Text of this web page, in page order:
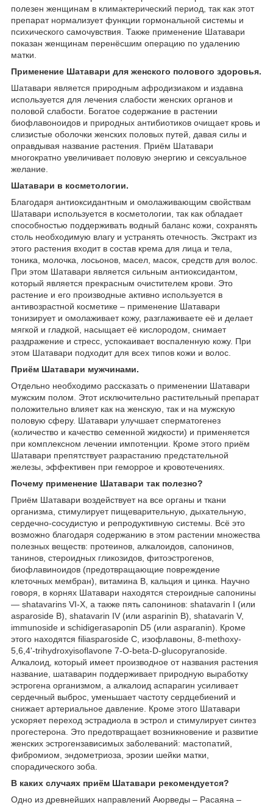
полезен женщинам в климактерический период, так как этот
препарат нормализует функции гормональной системы и
психического самочувствия. Также применение Шатавари
показан женщинам перенёсшим операцию по удалению
матки.
Применение Шатавари для женского полового здоровья.
Шатавари является природным афродизиаком и издавна
используется для лечения слабости женских органов и
половой слабости. Богатое содержание в растении
биофлавоноидов и природных антибиотиков очищает кровь и
слизистые оболочки женских половых путей, давая силы и
оправдывая название растения. Приём Шатавари
многократно увеличивает половую энергию и сексуальное
желание.
Шатавари в косметологии.
Благодаря антиоксидантным и омолаживающим свойствам
Шатавари используется в косметологии, так как обладает
способностью поддерживать водный баланс кожи, сохранять
столь необходимую влагу и устранять отечность. Экстракт из
этого растения входит в состав крема для лица и тела,
тоника, молочка, лосьонов, масел, масок, средств для волос.
При этом Шатавари является сильным антиоксидантом,
который является прекрасным очистителем крови. Это
растение и его производные активно используется в
антивозрастной косметике – применение Шатавари
тонизирует и омолаживает кожу, разглаживаете её и делает
мягкой и гладкой, насыщает её кислородом, снимает
раздражение и стресс, успокаивает воспаленную кожу. При
этом Шатавари подходит для всех типов кожи и волос.
Приём Шатавари мужчинами.
Отдельно необходимо рассказать о применении Шатавари
мужским полом. Этот исключительно растительный препарат
положительно влияет как на женскую, так и на мужскую
половую сферу. Шатавари улучшает сперматогенез
(количество и качество семенной жидкости) и применяется
при комплексном лечении импотенции. Кроме этого приём
Шатавари препятствует разрастанию предстательной
железы, эффективен при геморрое и кровотечениях.
Почему применение Шатавари так полезно?
Приём Шатавари воздействует на все органы и ткани
организма, стимулирует пищеварительную, дыхательную,
сердечно-сосудистую и репродуктивную системы. Всё это
возможно благодаря содержанию в этом растении множества
полезных веществ: протеинов, алкалоидов, сапонинов,
танинов, стероидных гликозидов, фитоэстрогенов,
биофлавиноидов (предотвращающие повреждение
клеточных мембран), витамина B, кальция и цинка. Научно
говоря, в корнях Шатавари находятся стероидные сапонины
― shatavarins VI-X, а также пять сапонинов: shatavarin I (или
asparoside B), shatavarin IV (или asparinin В), shatavarin V,
immunoside и schidigerasaponin D5 (или asparanin). Кроме
этого находятся filiasparoside C, изофлавоны, 8-methoxy-
5,6,4'-trihydroxyisoflavone 7-O-beta-D-glucopyranoside.
Алкалоид, который имеет производное от названия растения
название, шатаварин поддерживает природную выработку
эстрогена организмом, а алкалоид аспарагин усиливает
сердечный выброс, уменьшает частоту сердцебиений и
снижает артериальное давление. Кроме этого Шатавари
ускоряет переход эстрадиола в эстрол и стимулирует синтез
прогестерона. Это предотвращает возникновение и развитие
женских эстрогензависимых заболеваний: мастопатий,
фибромиом, эндометриоза, эрозии шейки матки,
спорадического зоба.
В каких случаях приём Шатавари рекомендуется?
Одно из древнейших направлений Аюрведы – Расаяна –